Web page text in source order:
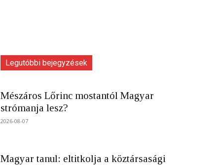
Legutóbbi bejegyzések
Mészáros Lőrinc mostantól Magyar
strómanja lesz?
2026-08-07
Magyar tanul: eltitkolja a köztársasági